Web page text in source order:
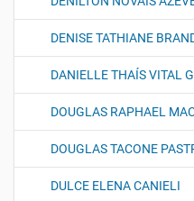
DENISE TATHIANE
DANIELLE THAÍS VITAL
DOUGLAS RAPHAEL
DOUGLAS TACONE
DULCE ELENA CANIELI